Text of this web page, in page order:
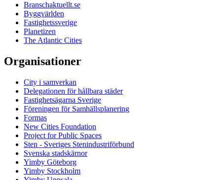
Branschaktuellt.se
Byggvärlden
Fastighetssverige
Planetizen
The Atlantic Cities
Organisationer
City i samverkan
Delegationen för hållbara städer
Fastighetsägarna Sverige
Föreningen för Samhällsplanering
Formas
New Cities Foundation
Project for Public Spaces
Sten - Sveriges Stenindustriförbund
Svenska stadskärnor
Yimby Göteborg
Yimby Stockholm